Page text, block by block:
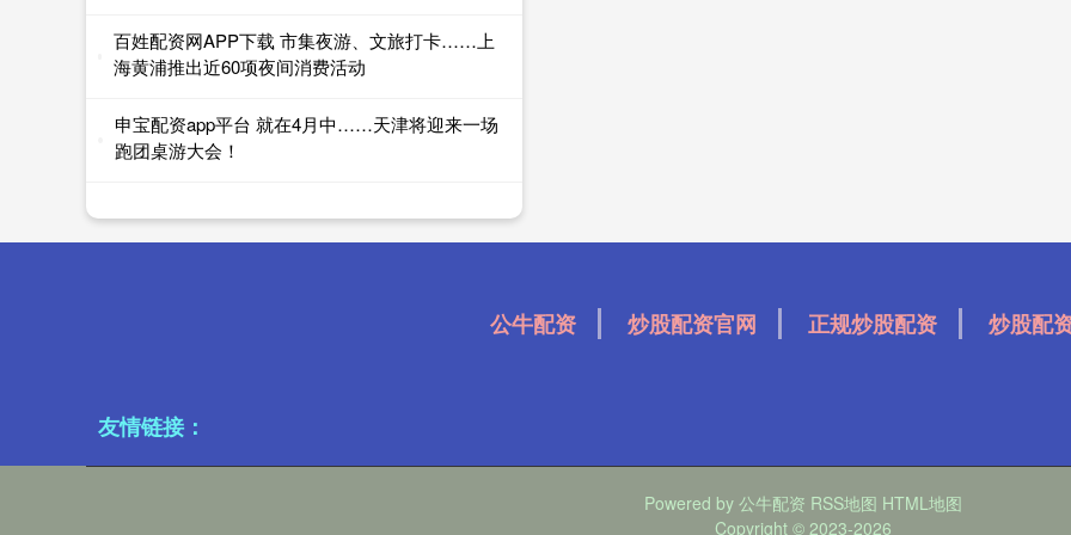
百姓配资网APP下载 市集夜游、文旅打卡……上
海黄浦推出近60项夜间消费活动
申宝配资app平台 就在4月中……天津将迎来一场
跑团桌游大会！
公牛配资 炒股配资官网 正规炒股配资 炒股配
友情链接：
Powered by 公牛配资 RSS地图 HTML地图
Copyright © 2023-2026